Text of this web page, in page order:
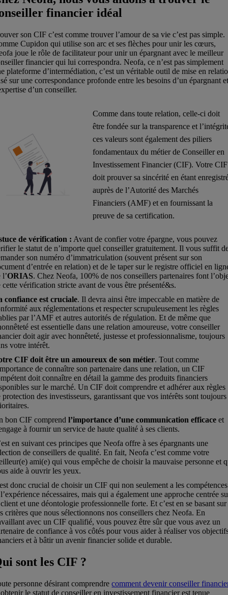
financier idéal
son CIF c’est comme trouver l’amour de sa vie c’est pas simple.
Cupidon qui utilise son arc et ses flèches pour unir les cœurs,
joue le rôle de facilitateur pour unir un épargnant avec le meilleur
financier qui lui correspondra. Neofa, ce n’est pas simplement
plateforme d’intermédiation, c’est un véritable outil de mise en
sur une correspondance profonde entre les besoins d’un épargnant
d’un conseiller.
Comme dans toute relation, celle-ci doit
être fondée sur la transparence et
ces valeurs sont également des piliers
fondamentaux du métier de Conseiller en
Investissement Financier (CIF). Votre CIF
doit prouver sa sincérité en étant
auprès de l’Autorité des Marchés
Financiers (AMF) et en fournissant la
preuve de sa certification.
de vérification : Avant de confier votre épargne, vous pouvez
le statut de n’importe quel conseiller gratuitement. Il vous suffit
son numéro d’immatriculation (souvent présent sur son
d’entrée en relation) et de le taper sur le registre officiel en
l’ORIAS. Chez Neofa, 100% de nos conseillers partenaires font
cette vérification stricte avant de vous être présenté&s.
confiance est cruciale. Il devra ainsi être impeccable en matière de
aux réglementations et respecter scrupuleusement les règles
par l’AMF et autres autorités de régulation. Et de même que
est essentielle dans une relation amoureuse, votre conseiller
doit agir avec honnêteté, justesse et professionnalisme, toujours
votre intérêt.
CIF doit être un amoureux de son métier. Tout comme
de connaître son partenaire dans une relation, un CIF
doit connaître en détail la gamme des produits financiers
sur le marché. Un CIF doit comprendre et adhérer aux règles
protection des investisseurs, garantissant que vos intérêts sont toujours
bon CIF comprendl’importance d’une communication efficace et
à fournir un service de haute qualité à ses clients.
en suivant ces principes que Neofa offre à ses épargnants une
de conseillers de qualité. En fait, Neofa c’est comme votre
ami(e) qui vous empêche de choisir la mauvaise personne et
aide à ouvrir les yeux.
donc crucial de choisir un CIF qui non seulement a les compétences
nécessaires, mais qui a également une approche centrée
et une déontologie professionnelle forte. Et c’est en se basant sur
critères que nous sélectionnons nos conseillers chez Neofa. En
avec un CIF qualifié, vous pouvez être sûr que vous avez un
de confiance à vos côtés pour vous aider à réaliser vos
et à bâtir un avenir financier solide et durable.
sont les CIF ?
personne désirant comprendrecomment devenir conseiller
le statut de conseiller en investissement financier est tenue